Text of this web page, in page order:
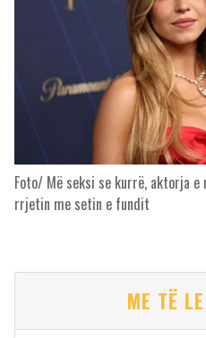
Foto/ Më seksi se kurrë, aktorja e
rrjetin me setin e fundit
ME TË